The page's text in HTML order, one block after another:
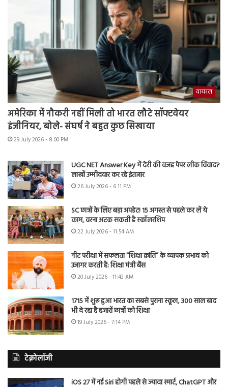
वायरल
अमेरिका में नौकरी नहीं मिली तो भारत लौटे सॉफ्टवेयर
इंजीनियर, बोले- संघर्ष ने बहुत कुछ सिखाया
29 July 2026 - 8:00 PM
UGC NET Answer Key में देरी की वजह पेपर लीक विवाद?
लाखों उम्मीदवार कर रहे इंतजार
26 July 2026 - 6:11 PM
SC छात्रों के लिए बड़ा अपडेट! 15 अगस्त से पहले कर लें ये
काम, वरना अटक सकती है स्कॉलरशिप
22 July 2026 - 11:54 AM
नीट परीक्षा में सफलता “शिक्षा क्रांति” के व्यापक प्रभाव को
उजागर करती है: शिक्षा मंत्री बैंस
20 July 2026 - 11:43 AM
1715 में शुरू हुआ भारत का सबसे पुराना स्कूल, 300 साल बाद
भी दे रहा है हजारों छात्रों को शिक्षा
19 July 2026 - 7:14 PM
टेक्नोलॉजी
iOS 27 में नई Siri होगी पहले से ज्यादा स्मार्ट, ChatGPT और